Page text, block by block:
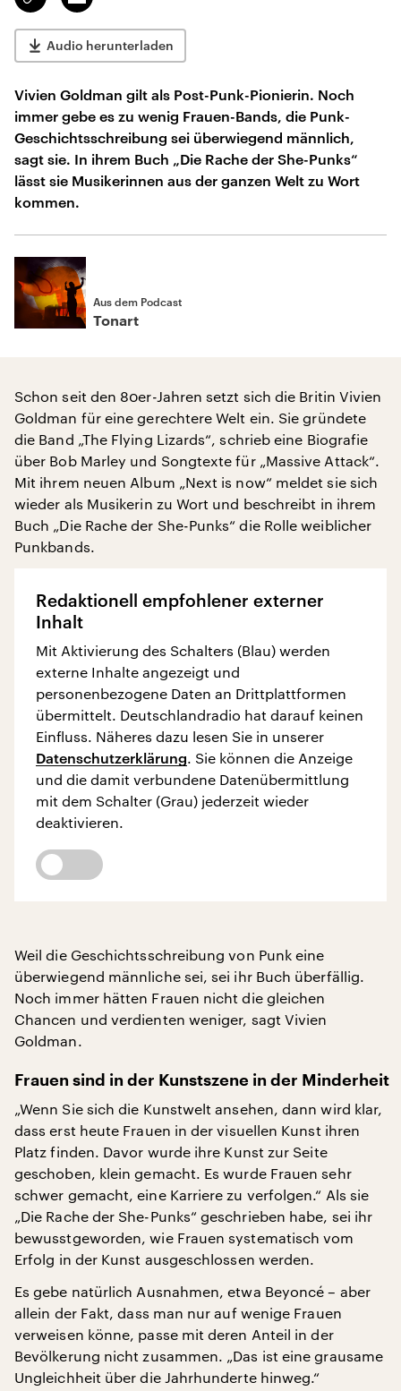
kopieren/teilen
Audio herunterladen
Vivien Goldman gilt als Post-Punk-Pionierin. Noch
immer gebe es zu wenig Frauen-Bands, die Punk-
Geschichtsschreibung sei überwiegend männlich,
sagt sie. In ihrem Buch „Die Rache der She-Punks“
lässt sie Musikerinnen aus der ganzen Welt zu Wort
kommen.
Aus dem Podcast
Tonart
Schon seit den 80er-Jahren setzt sich die Britin Vivien
Goldman für eine gerechtere Welt ein. Sie gründete
die Band „The Flying Lizards“, schrieb eine Biografie
über Bob Marley und Songtexte für „Massive Attack“.
Mit ihrem neuen Album „Next is now“ meldet sie sich
wieder als Musikerin zu Wort und beschreibt in ihrem
Buch „Die Rache der She-Punks“ die Rolle weiblicher
Punkbands.
Redaktionell empfohlener externer
Inhalt
Mit Aktivierung des Schalters (Blau) werden
externe Inhalte angezeigt und
personenbezogene Daten an Drittplattformen
übermittelt. Deutschlandradio hat darauf keinen
Einfluss. Näheres dazu lesen Sie in unserer
Datenschutzerklärung. Sie können die Anzeige
und die damit verbundene Datenübermittlung
mit dem Schalter (Grau) jederzeit wieder
deaktivieren.
Weil die Geschichtsschreibung von Punk eine
überwiegend männliche sei, sei ihr Buch überfällig.
Noch immer hätten Frauen nicht die gleichen
Chancen und verdienten weniger, sagt Vivien
Goldman.
Frauen sind in der Kunstszene in der Minderheit
„Wenn Sie sich die Kunstwelt ansehen, dann wird klar,
dass erst heute Frauen in der visuellen Kunst ihren
Platz finden. Davor wurde ihre Kunst zur Seite
geschoben, klein gemacht. Es wurde Frauen sehr
schwer gemacht, eine Karriere zu verfolgen.“ Als sie
„Die Rache der She-Punks“ geschrieben habe, sei ihr
bewusstgeworden, wie Frauen systematisch vom
Erfolg in der Kunst ausgeschlossen werden.
Es gebe natürlich Ausnahmen, etwa Beyoncé – aber
allein der Fakt, dass man nur auf wenige Frauen
verweisen könne, passe mit deren Anteil in der
Bevölkerung nicht zusammen. „Das ist eine grausame
Ungleichheit über die Jahrhunderte hinweg.“